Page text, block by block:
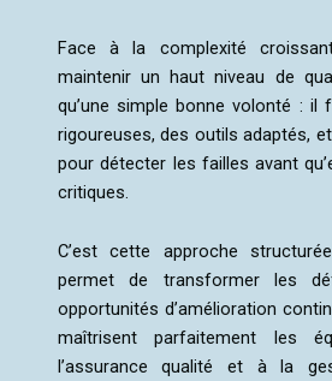
Face à la complexité
maintenir un haut niveau de
qu’une simple bonne volonté : il
rigoureuses, des outils adaptés,
pour détecter les failles avant
critiques.
C’est cette approche
permet de transformer les
opportunités d’amélioration
maîtrisent parfaitement les
l’assurance qualité et à la